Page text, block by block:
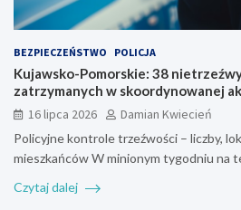
BEZPIECZEŃSTWO POLICJA
Kujawsko-Pomorskie: 38
zatrzymanych w skoordynowanej
16 lipca 2026
Damian Kwiecień
Policyjne kontrole trzeźwości – liczby,
mieszkańców W minionym tygodniu na
Czytaj dalej